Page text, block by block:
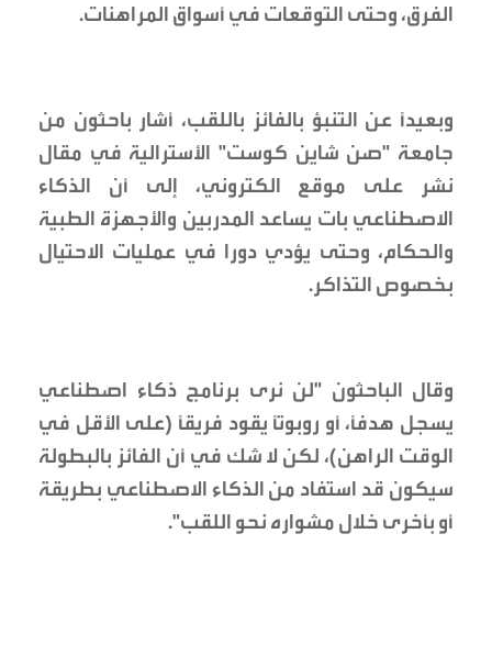
الفرق، وحتى التوقعات في أسواق المراهنات.
وبعيدًا عن التنبؤ بالفائز باللقب، أشار باحثون من
جامعة "صن شاين كوست" الأسترالية في مقال
نشر على موقع الكتروني، إلى أن الذكاء
الاصطناعي بات يساعد المدربين والأجهزة الطبية
والحكام، وحتى يؤدي دورا في عمليات الاحتيال
بخصوص التذاكر.
وقال الباحثون "لن نرى برنامج ذكاء اصطناعي
يسجل هدفًا، أو روبوتًا يقود فريقًا (على الأقل في
الوقت الراهن)، لكن لا شك في أن الفائز بالبطولة
سيكون قد استفاد من الذكاء الاصطناعي بطريقة
أو بأخرى خلال مشواره نحو اللقب".